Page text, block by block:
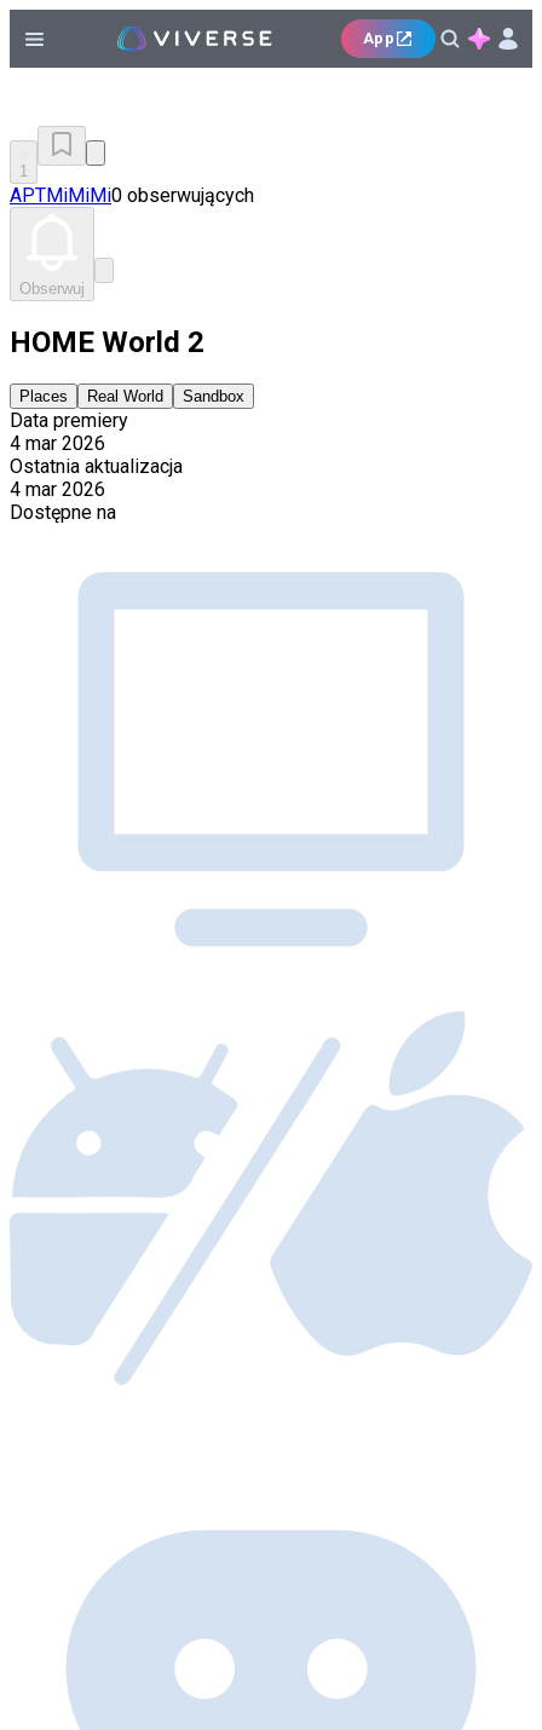
App
1
APTMiMiMi0 obserwujących
Obserwuj
HOME World 2
Places Real World Sandbox
Data premiery
4 mar 2026
Ostatnia aktualizacja
4 mar 2026
Dostępne na